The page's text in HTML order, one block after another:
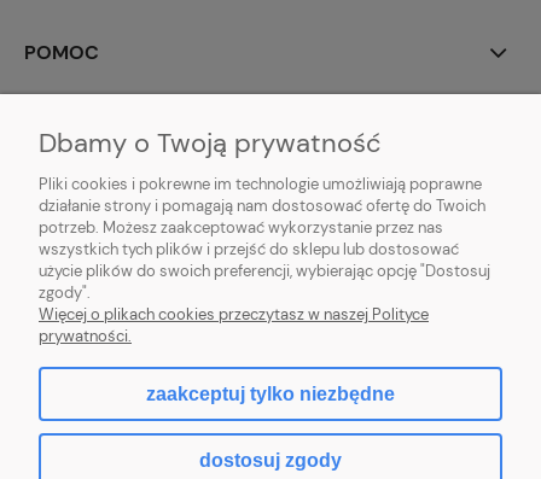
POMOC
PŁATNOŚCI I DOSTAWA
INFORMACJE
O NAS
Dbamy o Twoją prywatność
Pliki cookies i pokrewne im technologie umożliwiają poprawne
działanie strony i pomagają nam dostosować ofertę do Twoich
potrzeb. Możesz zaakceptować wykorzystanie przez nas
wszystkich tych plików i przejść do sklepu lub dostosować
użycie plików do swoich preferencji, wybierając opcję "Dostosuj
zgody".
Więcej o plikach cookies przeczytasz w naszej Polityce
prywatności.
zaakceptuj tylko niezbędne
dostosuj zgody